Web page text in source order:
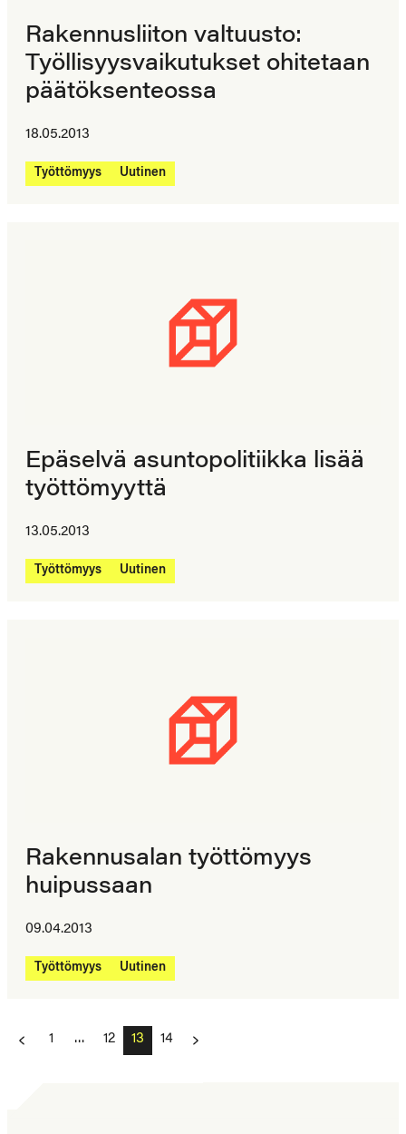
Rakennusliiton valtuusto:
Työllisyysvaikutukset ohitetaan
päätöksenteossa
18.05.2013
Työttömyys Uutinen
Epäselvä asuntopolitiikka lisää
työttömyyttä
13.05.2013
Työttömyys Uutinen
Rakennusalan työttömyys
huipussaan
09.04.2013
Työttömyys Uutinen
Artikkelien
1 … 12 13 14